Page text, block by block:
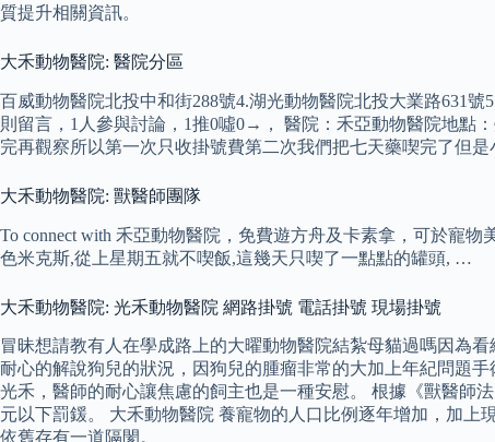
質提升相關資訊。
大禾動物醫院: 醫院分區
百威動物醫院北投中和街288號4.湖光動物醫院北投大業路631
則留言，1人參與討論，1推0噓0→， 醫院：禾亞動物醫院地點
完再觀察所以第一次只收掛號費第二次我們把七天藥喫完了但
大禾動物醫院: 獸醫師團隊
To connect with 禾亞動物醫院，免費遊方舟及卡素拿，可於寵
色米克斯,從上星期五就不喫飯,這幾天只喫了一點點的罐頭, …
大禾動物醫院: 光禾動物醫院 網路掛號 電話掛號 現場掛號
冒昧想請教有人在學成路上的大曜動物醫院結紮母貓過嗎因為
耐心的解說狗兒的狀況，因狗兒的腫瘤非常的大加上年紀問題手
光禾，醫師的耐心讓焦慮的飼主也是一種安慰。 根據《獸醫師
元以下罰鍰。 大禾動物醫院 養寵物的人口比例逐年增加，加
依舊存有一道隔閡。